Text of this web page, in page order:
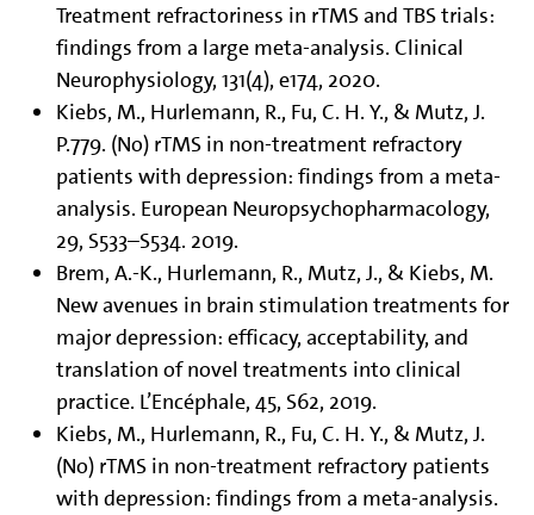
Treatment refractoriness in rTMS and TBS trials:
findings from a large meta-analysis. Clinical
Neurophysiology, 131(4), e174, 2020.
Kiebs, M., Hurlemann, R., Fu, C. H. Y., & Mutz, J.
P.779. (No) rTMS in non-treatment refractory
patients with depression: findings from a meta-
analysis. European Neuropsychopharmacology,
29, S533–S534. 2019.
Brem, A.-K., Hurlemann, R., Mutz, J., & Kiebs, M.
New avenues in brain stimulation treatments for
major depression: efficacy, acceptability, and
translation of novel treatments into clinical
practice. L’Encéphale, 45, S62, 2019.
Kiebs, M., Hurlemann, R., Fu, C. H. Y., & Mutz, J.
(No) rTMS in non-treatment refractory patients
with depression: findings from a meta-analysis.